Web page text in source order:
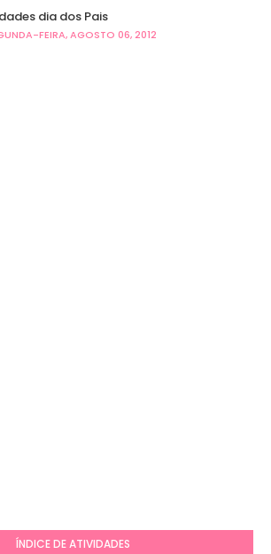
dia dos Pais
FEIRA, AGOSTO 06, 2012
ÍNDICE DE ATIVIDADES